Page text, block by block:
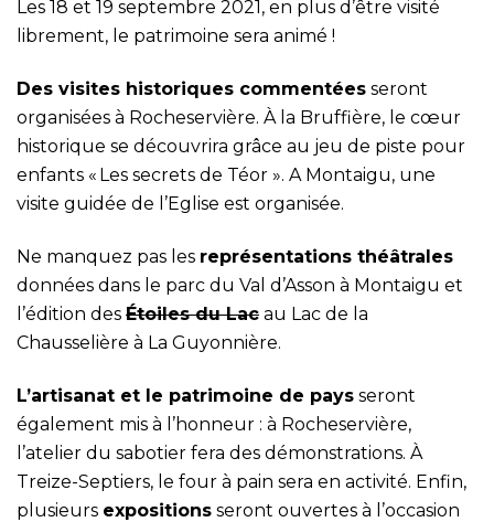
Les 18 et 19 septembre 2021, en plus d’être visité
librement, le patrimoine sera animé !
Des visites historiques commentées seront
organisées à Rocheservière. À la Bruffière, le cœur
historique se découvrira grâce au jeu de piste pour
enfants « Les secrets de Téor ». A Montaigu, une
visite guidée de l’Eglise est organisée.
Ne manquez pas les représentations théâtrales
données dans le parc du Val d’Asson à Montaigu et
l’édition des Étoiles du Lac au Lac de la
Chausselière à La Guyonnière.
L’artisanat et le patrimoine de pays seront
également mis à l’honneur : à Rocheservière,
l’atelier du sabotier fera des démonstrations. À
Treize-Septiers, le four à pain sera en activité. Enfin,
plusieurs expositions seront ouvertes à l’occasion